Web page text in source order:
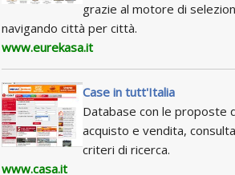
grazie al motore di
navigando città per città.
www.eurekasa.it
Case in tutt'Italia
Database con le proposte
acquisto e vendita,
criteri di ricerca.
www.casa.it